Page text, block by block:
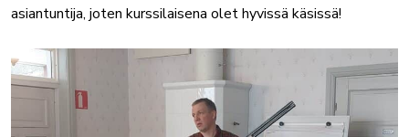
asiantuntija, joten kurssilaisena olet hyvissä käsissä!